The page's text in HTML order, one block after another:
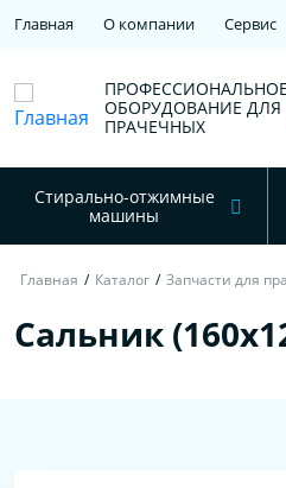
Главная О компании Сервис
ПРОФЕССИОНАЛЬНОЕ
ОБОРУДОВАНИЕ ДЛЯ
ПРАЧЕЧНЫХ
Стирально-отжимные
машины
Главная / Каталог / Запчасти для
Сальник